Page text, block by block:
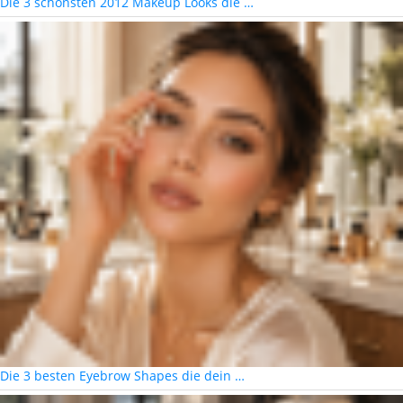
Die 3 besten Eyebrow Shapes die dein …